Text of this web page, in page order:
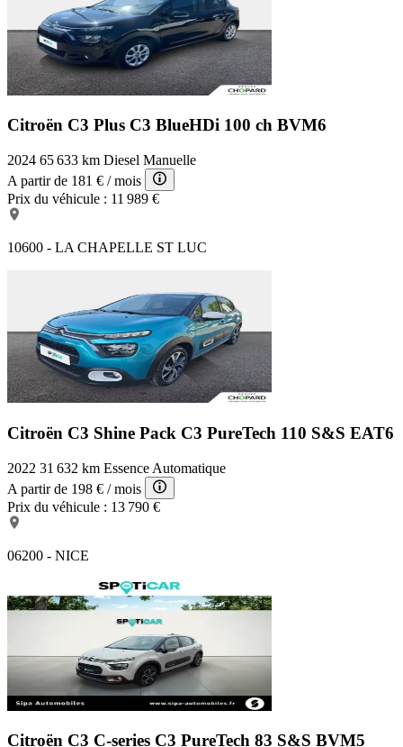
Citroën C3 Plus C3 BlueHDi 100 ch BVM6
2024 65 633 km Diesel Manuelle
A partir de 181 € / mois
Prix du véhicule : 11 989 €
10600 - LA CHAPELLE ST LUC
Citroën C3 Shine Pack C3 PureTech 110 S&S EAT6
2022 31 632 km Essence Automatique
A partir de 198 € / mois
Prix du véhicule : 13 790 €
06200 - NICE
Citroën C3 C-series C3 PureTech 83 S&S BVM5